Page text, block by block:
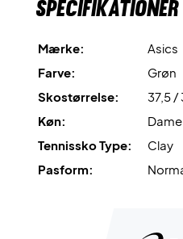
FLYTEFOAM™
er det
stødabsorberende. Hertil er
teknologi placeret i både
fremmer stødabsorberingen
Stå stabilt på banen - køb
Farve: Neon grøn og blå.
Specifikationer
Mærke:
Asics
Farve:
Grøn
Skostørrelse:
37,5 /
Køn:
Dame
Tennissko Type:
Clay
Pasform: